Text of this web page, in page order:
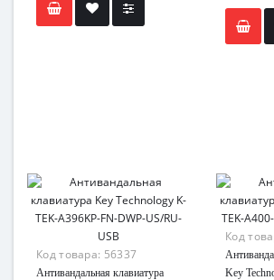
Код товара: 56337
Антивандальная клавиатура
Код
Key